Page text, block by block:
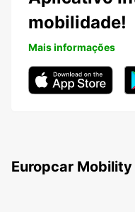
mobilidade!
Mais informações
Europcar Mobility